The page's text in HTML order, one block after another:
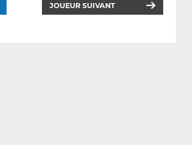
JOUEUR SUIVANT